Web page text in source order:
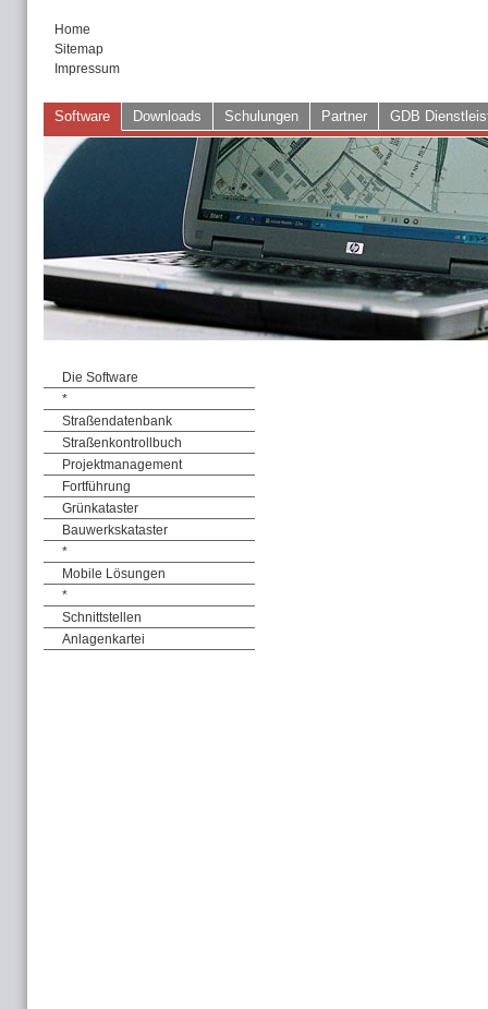
Home
Sitemap
Impressum
Software Downloads Schulungen Partner GDB
Die Software
*
Straßendatenbank
Straßenkontrollbuch
Projektmanagement
Fortführung
Grünkataster
Bauwerkskataster
*
Mobile Lösungen
*
Schnittstellen
Anlagenkartei